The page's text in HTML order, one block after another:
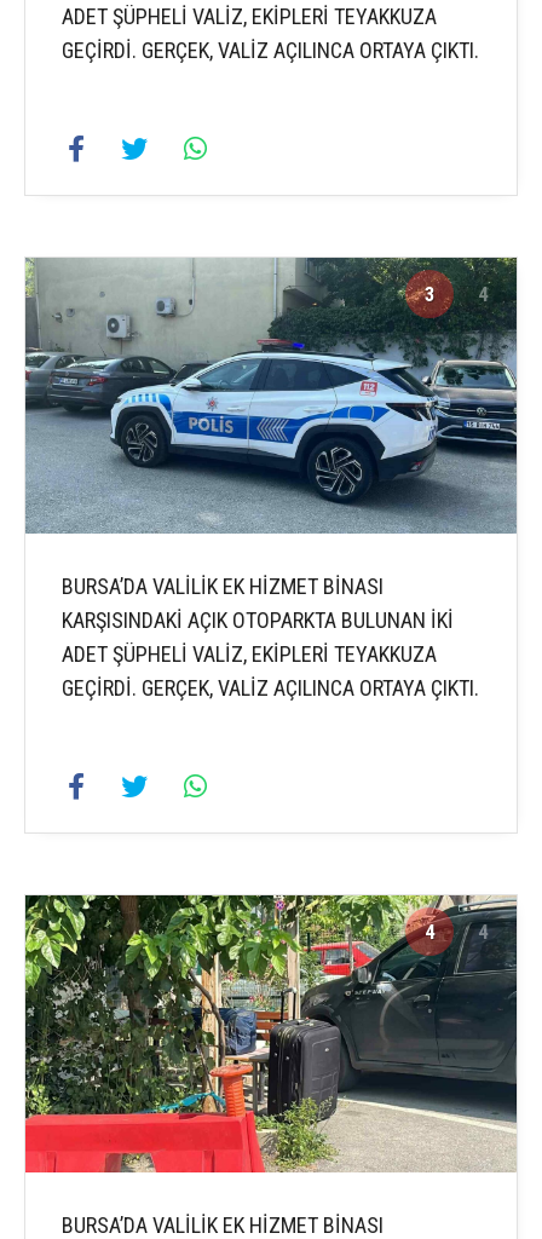
ADET ŞÜPHELİ VALİZ, EKİPLERİ TEYAKKUZA
GEÇİRDİ. GERÇEK, VALİZ AÇILINCA ORTAYA ÇIKTI.
3 4
BURSA’DA VALİLİK EK HİZMET BİNASI
KARŞISINDAKİ AÇIK OTOPARKTA BULUNAN İKİ
ADET ŞÜPHELİ VALİZ, EKİPLERİ TEYAKKUZA
GEÇİRDİ. GERÇEK, VALİZ AÇILINCA ORTAYA ÇIKTI.
4 4
BURSA’DA VALİLİK EK HİZMET BİNASI